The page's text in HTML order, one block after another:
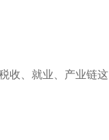
收、就业、产业链这